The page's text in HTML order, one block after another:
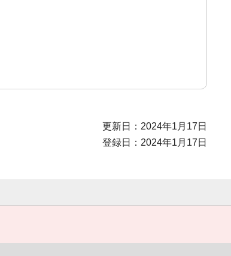
更新日：2024年1月17日
登録日：2024年1月17日